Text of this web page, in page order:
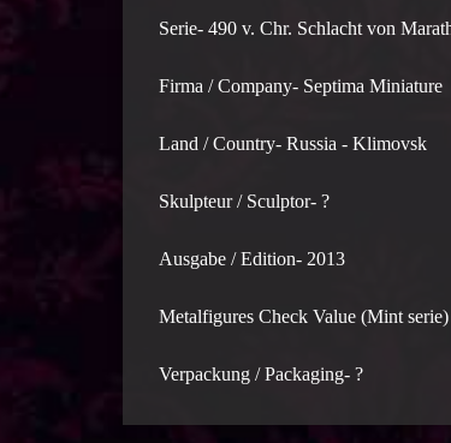
Serie- 490 v. Chr. Schlacht von
Firma / Company- Septima Miniature
Land / Country- Russia - Klimovsk
Skulpteur / Sculptor- ?
Ausgabe / Edition- 2013
Metalfigures Check Value (Mint
Verpackung / Packaging- ?